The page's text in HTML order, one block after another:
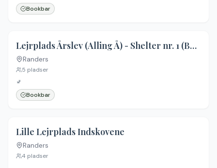
Bookbar
Lejrplads Årslev (Alling Å) - Shelter nr. 1 (Bookbar)
Randers
5 pladser
🚽
Bookbar
Lille Lejrplads Indskovene
Randers
4 pladser